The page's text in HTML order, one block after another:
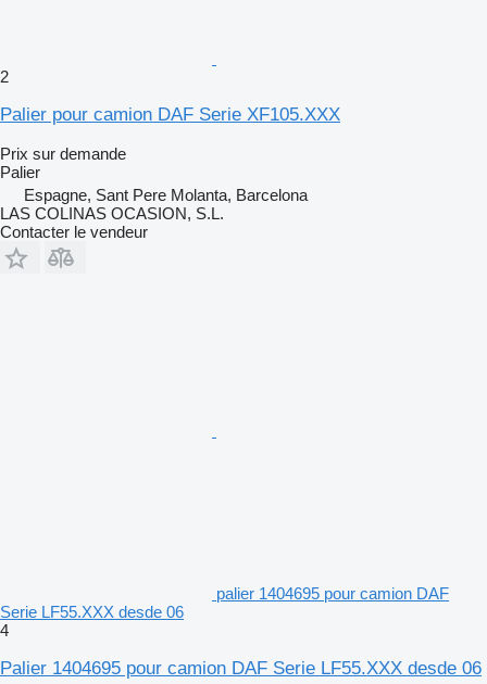
2
Palier pour camion DAF Serie XF105.XXX
Prix sur demande
Palier
Espagne, Sant Pere Molanta, Barcelona
LAS COLINAS OCASION, S.L.
Contacter le vendeur
palier 1404695 pour camion DAF
Serie LF55.XXX desde 06
4
Palier 1404695 pour camion DAF Serie LF55.XXX desde 06